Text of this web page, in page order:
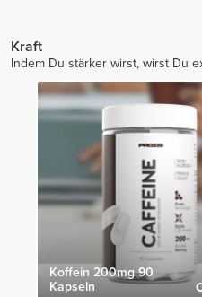
Kraft
Indem Du stärker wirst, wirst Du
Koffein 200mg 90
Kapseln